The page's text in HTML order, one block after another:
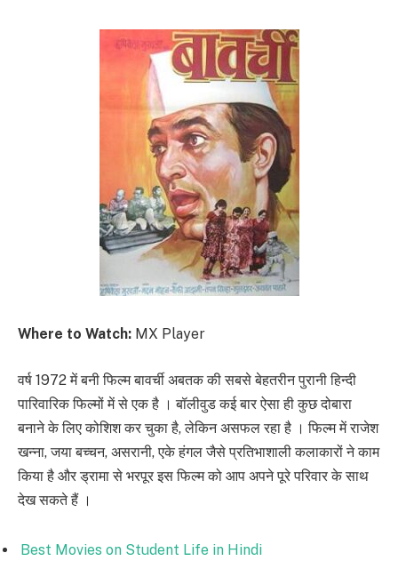
Where to Watch: MX Player
वर्ष 1972 में बनी फिल्म बावर्ची अबतक की सबसे बेहतरीन पुरानी हिन्दी
पारिवारिक फिल्मों में से एक है । बॉलीवुड कई बार ऐसा ही कुछ दोबारा
बनाने के लिए कोशिश कर चुका है, लेकिन असफल रहा है । फिल्म में राजेश
खन्ना, जया बच्चन, असरानी, एके हंगल जैसे प्रतिभाशाली कलाकारों ने काम
किया है और ड्रामा से भरपूर इस फिल्म को आप अपने पूरे परिवार के साथ
देख सकते हैं ।
Best Movies on Student Life in Hindi